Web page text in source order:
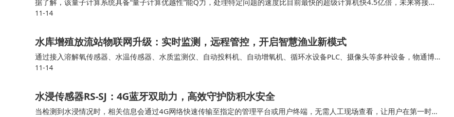
据了解，该量子计算系统具备“量子计算优越性”能Q力，处理特定问题的速度比目前最快的超级计算机快4.5亿倍，未来将接
入“天衍”量子计算云平台并首次面向全球开放应用服务，这也将是我国首个具备“量子计算优越性”的量…
11-14
水库增殖放流站物联网升级：实时监测，远程管控，开启智慧渔业新模式
通过接入溶解氧传感器、水温传感器、水质监测仪、自动投料机、自动增氧机、循环水设备PLC、摄像头等多种设备，物通博联
智能数采网关能够实时采集各个鱼池的水质、溶解氧、水温以及投料、增氧、循环水等设备状态，通过5…
11-14
水浸传感器RS-SJ：4G蓝牙双助力，高效守护防积水安全
当检测到水浸情况时，相关信息会通过4G网络快速传输至指定的管理平台或用户终端，无需人工现场查看，让用户在第一时间